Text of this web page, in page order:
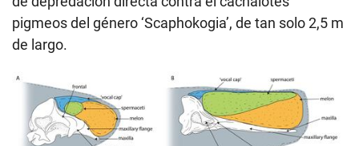
pigmeos del género ‘Scaphokogia’, de tan solo 2,5 m
de largo.